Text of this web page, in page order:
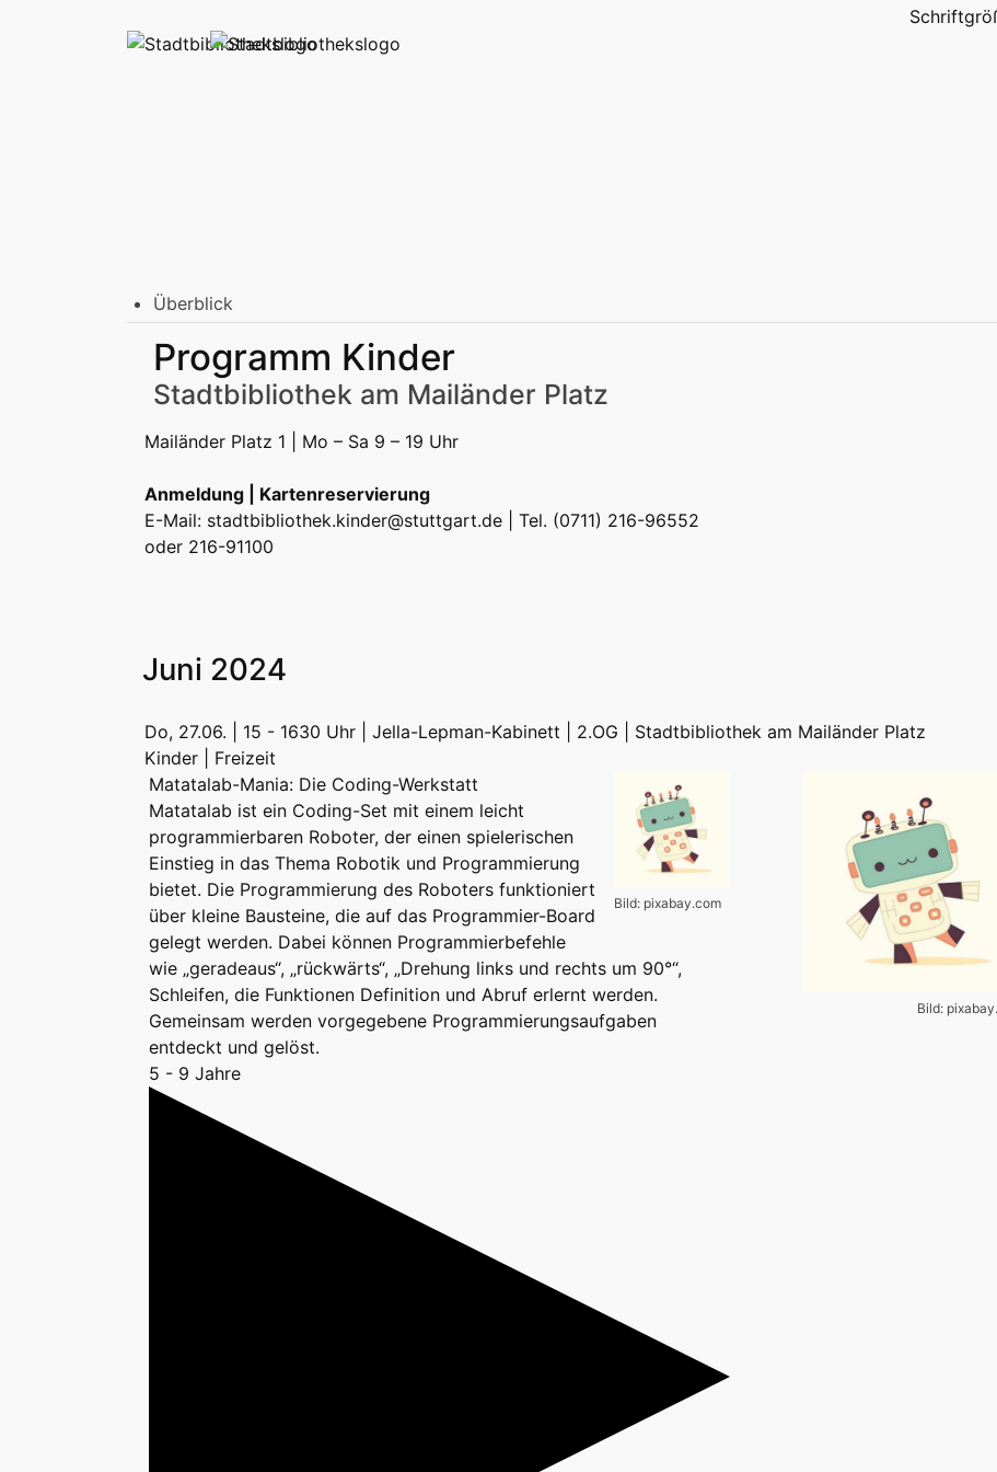
Überblick
Stadtbibliothek am Mailänder Platz
Erwachsene Jugend | Freizeit Kinder | Freizeit
Stadtteilbibliotheken
Erwachsene Jugend | Freizeit Kinder | Freizeit Kitas | Schulen
Podcast
Programm Kinder
Stadtbibliothek am Mailänder Platz
Mailänder Platz 1 | Mo – Sa 9 – 19 Uhr
Anmeldung | Kartenreservierung
E-Mail: stadtbibliothek.kinder@stuttgart.de| Tel. (0711) 216-96552
oder 216-91100
Juni 2024
Do, 27.06. | 15 - 1630 Uhr | Jella-Lepman-Kabinett | 2.OG | Stadtbibliothek am Mailänder Platz
Kinder | Freizeit
Bild: pixabay.com
Matatalab-Mania: Die Coding-Werkstatt
Matatalab ist ein Coding-Set mit einem leicht
programmierbaren Roboter, der einen spielerischen
Einstieg in das Thema Robotik und Programmierung
bietet. Die Programmierung des Roboters funktioniert
über kleine Bausteine, die auf das Programmier-Board
gelegt werden. Dabei können Programmierbefehle
wie „geradeaus“, „rückwärts“, „Drehung links und rechts um 90°“,
Schleifen, die Funktionen Definition und Abruf erlernt werden.
Gemeinsam werden vorgegebene Programmierungsaufgaben
entdeckt und gelöst.
5 - 9 Jahre
Bild: